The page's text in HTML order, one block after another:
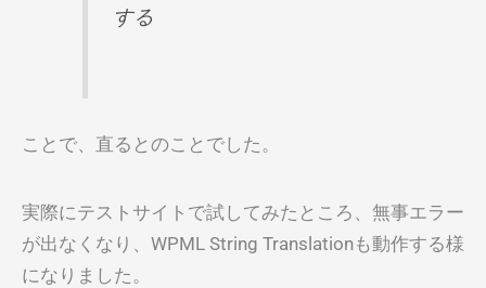
する
ことで、直るとのことでした。
実際にテストサイトで試してみたところ、無事エラー
が出なくなり、WPML String Translationも動作する様
になりました。